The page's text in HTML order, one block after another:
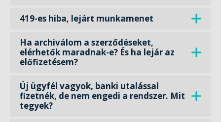
419-es hiba, lejárt munkamenet
Ha archiválom a szerződéseket,
elérhetők maradnak-e? És ha lejár az
előfizetésem?
Új ügyfél vagyok, banki utalással
fizetnék, de nem engedi a rendszer. Mit
tegyek?